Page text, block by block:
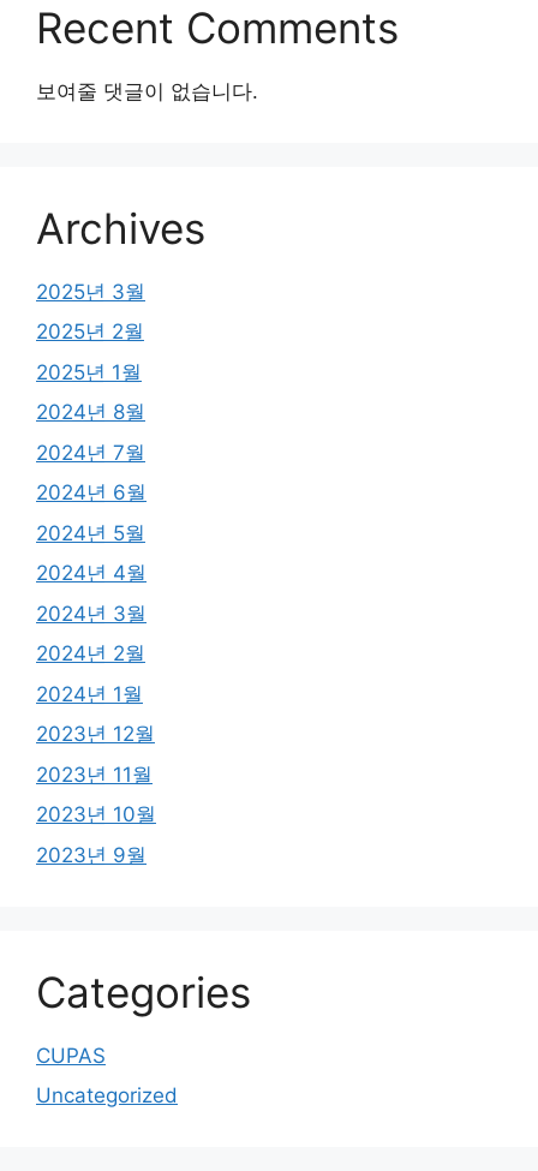
Recent Comments
보여줄 댓글이 없습니다.
Archives
2025년 3월
2025년 2월
2025년 1월
2024년 8월
2024년 7월
2024년 6월
2024년 5월
2024년 4월
2024년 3월
2024년 2월
2024년 1월
2023년 12월
2023년 11월
2023년 10월
2023년 9월
Categories
CUPAS
Uncategorized